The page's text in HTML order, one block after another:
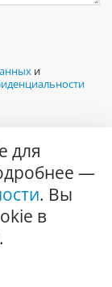
и
для
—
. Вы
в